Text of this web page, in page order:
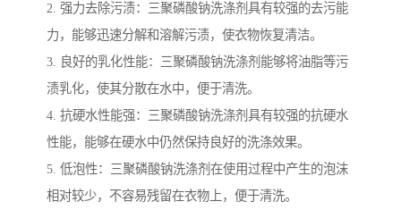
2. 强力去除污渍：三聚磷酸钠洗涤剂具有较强的去污能
力，能够迅速分解和溶解污渍，使衣物恢复清洁。
3. 良好的乳化性能：三聚磷酸钠洗涤剂能够将油脂等污
渍乳化，使其分散在水中，便于清洗。
4. 抗硬水性能强：三聚磷酸钠洗涤剂具有较强的抗硬水
性能，能够在硬水中仍然保持良好的洗涤效果。
5. 低泡性：三聚磷酸钠洗涤剂在使用过程中产生的泡沫
相对较少，不容易残留在衣物上，便于清洗。